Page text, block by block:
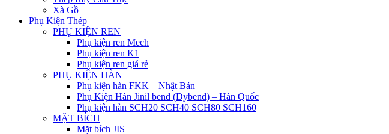
Xà Gồ
Phụ Kiện Thép
PHỤ KIỆN REN
Phụ kiện ren Mech
Phụ kiện ren K1
Phụ kiện ren giá rẻ
PHỤ KIỆN HÀN
Phụ kiện hàn FKK – Nhật Bản
Phụ Kiện Hàn Jinil bend (Dybend) – Hàn Quốc
Phụ kiện hàn SCH20 SCH40 SCH80 SCH160
MẶT BÍCH
Mặt bích JIS